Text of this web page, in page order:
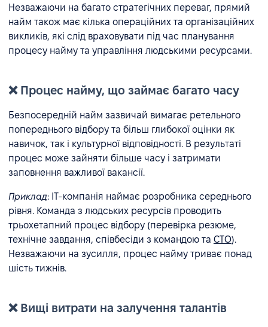
Незважаючи на багато стратегічних переваг, прямий
найм також має кілька операційних та організаційних
викликів, які слід враховувати під час планування
процесу найму та управління людськими ресурсами.
❌ Процес найму, що займає багато часу
Безпосередній найм зазвичай вимагає ретельного
попереднього відбору та більш глибокої оцінки як
навичок, так і культурної відповідності. В результаті
процес може зайняти більше часу і затримати
заповнення важливої вакансії.
Приклад: ІТ-компанія наймає розробника середнього
рівня. Команда з людських ресурсів проводить
трьохетапний процес відбору (перевірка резюме,
технічне завдання, співбесіди з командою та CТО).
Незважаючи на зусилля, процес найму триває понад
шість тижнів.
❌ Вищі витрати на залучення талантів